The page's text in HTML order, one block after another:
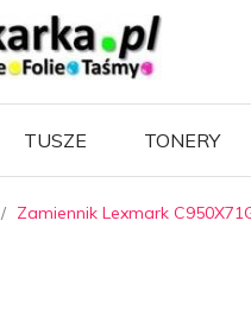
TUSZE TONERY
Zamiennik Lexmark